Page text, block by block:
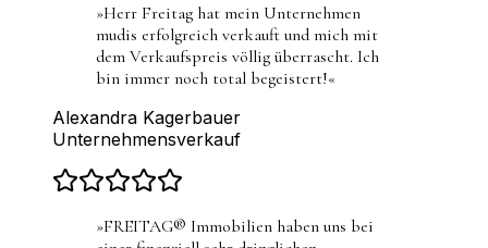
»Herr Freitag hat mein Unternehmen
mudis erfolgreich verkauft und mich mit
dem Verkaufspreis völlig überrascht. Ich
bin immer noch total begeistert!«
Alexandra Kagerbauer
Unternehmensverkauf
»FREITAG® Immobilien haben uns bei